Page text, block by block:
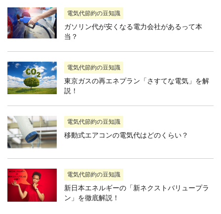
電気代節約の豆知識
ガソリン代が安くなる電力会社があるって本
当？
電気代節約の豆知識
東京ガスの再エネプラン「さすてな電気」を解
説！
電気代節約の豆知識
移動式エアコンの電気代はどのくらい？
電気代節約の豆知識
新日本エネルギーの「新ネクストバリュープラ
ン」を徹底解説！